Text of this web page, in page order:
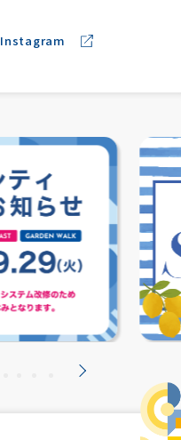
Instagram